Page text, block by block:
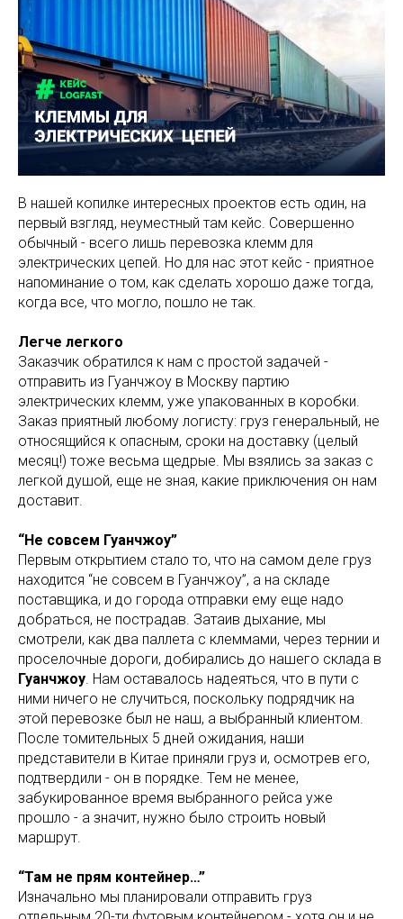
В нашей копилке интересных проектов есть один, на
первый взгляд, неуместный там кейс. Совершенно
обычный - всего лишь перевозка клемм для
электрических цепей. Но для нас этот кейс - приятное
напоминание о том, как сделать хорошо даже тогда,
когда все, что могло, пошло не так.
Легче легкого
Заказчик обратился к нам с простой задачей -
отправить из Гуанчжоу в Москву партию
электрических клемм, уже упакованных в коробки.
Заказ приятный любому логисту: груз генеральный, не
относящийся к опасным, сроки на доставку (целый
месяц!) тоже весьма щедрые. Мы взялись за заказ с
легкой душой, еще не зная, какие приключения он нам
доставит.
“Не совсем Гуанчжоу”
Первым открытием стало то, что на самом деле груз
находится “не совсем в Гуанчжоу”, а на складе
поставщика, и до города отправки ему еще надо
добраться, не пострадав. Затаив дыхание, мы
смотрели, как два паллета с клеммами, через тернии и
проселочные дороги, добирались до нашего склада в
Гуанчжоу . Нам оставалось надеяться, что в пути с
ними ничего не случиться, поскольку подрядчик на
этой перевозке был не наш, а выбранный клиентом.
После томительных 5 дней ожидания, наши
представители в Китае приняли груз и, осмотрев его,
подтвердили - он в порядке. Тем не менее,
забукированное время выбранного рейса уже
прошло - а значит, нужно было строить новый
маршрут.
“Там не прям контейнер…”
Изначально мы планировали отправить груз